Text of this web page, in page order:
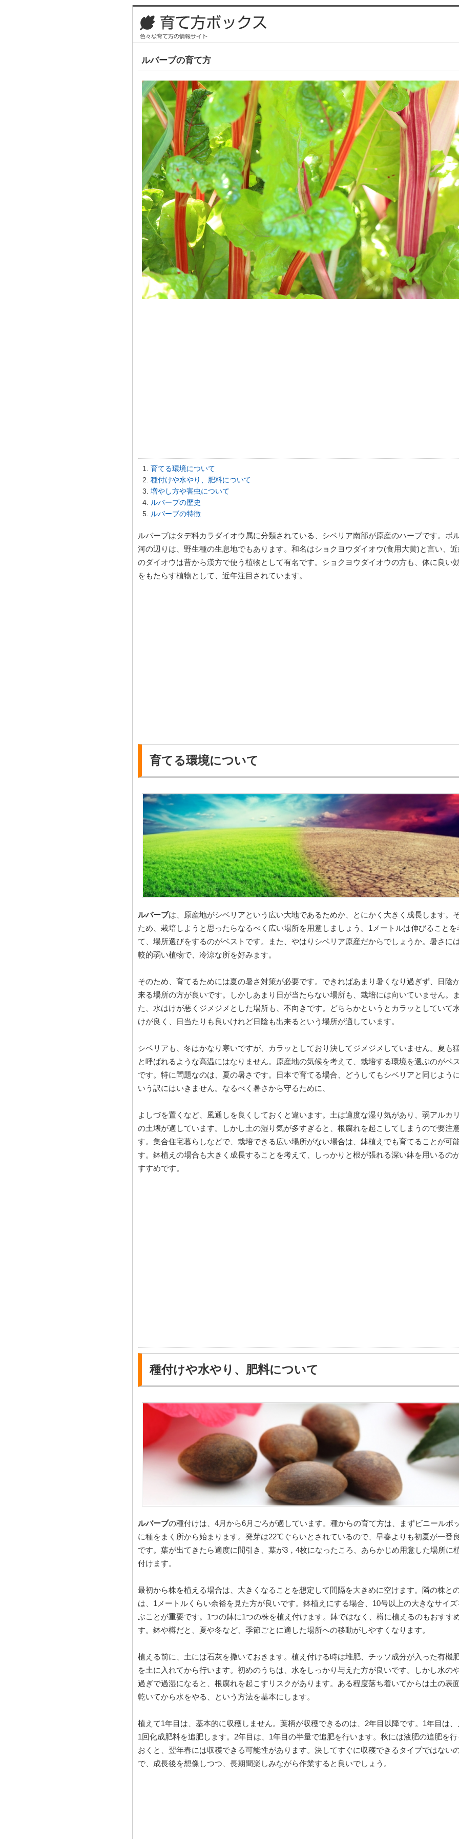
ルバーブの育て方
育てる環境について
種付けや水やり、肥料について
増やし方や害虫について
ルバーブの歴史
ルバーブの特徴
ルバーブはタデ科カラダイオウ属に分類されている、シベリア南部が原産のハーブです。ボ
河の辺りは、野生種の生息地でもあります。和名はショクヨウダイオウ(食用大黄)と言い、
のダイオウは昔から漢方で使う植物として有名です。ショクヨウダイオウの方も、体に良い
をもたらす植物として、近年注目されています。
育てる環境について
ルバーブは、原産地がシベリアという広い大地であるためか、とにかく大きく成長します。
ため、栽培しようと思ったらなるべく広い場所を用意しましょう。1メートルは伸びることを
て、場所選びをするのがベストです。また、やはりシベリア原産だからでしょうか。暑さに
較的弱い植物で、冷涼な所を好みます。
そのため、育てるためには夏の暑さ対策が必要です。できればあまり暑くなり過ぎず、日陰
来る場所の方が良いです。しかしあまり日が当たらない場所も、栽培には向いていません。
た、水はけが悪くジメジメとした場所も、不向きです。どちらかというとカラッとしていて
けが良く、日当たりも良いけれど日陰も出来るという場所が適しています。
シベリアも、冬はかなり寒いですが、カラッとしており決してジメジメしていません。夏も
と呼ばれるような高温にはなりません。原産地の気候を考えて、栽培する環境を選ぶのがベ
です。特に問題なのは、夏の暑さです。日本で育てる場合、どうしてもシベリアと同じよう
いう訳にはいきません。なるべく暑さから守るために、
よしづを置くなど、風通しを良くしておくと違います。土は適度な湿り気があり、弱アルカ
の土壌が適しています。しかし土の湿り気が多すぎると、根腐れを起こしてしまうので要注
す。集合住宅暮らしなどで、栽培できる広い場所がない場合は、鉢植えでも育てることが可
す。鉢植えの場合も大きく成長することを考えて、しっかりと根が張れる深い鉢を用いるの
すすめです。
種付けや水やり、肥料について
ルバーブの種付けは、4月から6月ごろが適しています。種からの育て方は、まずビニールポ
に種をまく所から始まります。発芽は22℃ぐらいとされているので、早春よりも初夏が一番
です。葉が出てきたら適度に間引き、葉が3，4枚になったころ、あらかじめ用意した場所に
付けます。
最初から株を植える場合は、大きくなることを想定して間隔を大きめに空けます。隣の株と
は、1メートルくらい余裕を見た方が良いです。鉢植えにする場合、10号以上の大きなサイ
ぶことが重要です。1つの鉢に1つの株を植え付けます。鉢ではなく、樽に植えるのもおすす
す。鉢や樽だと、夏や冬など、季節ごとに適した場所への移動がしやすくなります。
植える前に、土には石灰を撒いておきます。植え付ける時は堆肥、チッソ成分が入った有機
を土に入れてから行います。初めのうちは、水をしっかり与えた方が良いです。しかし水の
過ぎで過湿になると、根腐れを起こすリスクがあります。ある程度落ち着いてからは土の表
乾いてから水をやる、という方法を基本にします。
植えて1年目は、基本的に収穫しません。葉柄が収穫できるのは、2年目以降です。1年目は
1回化成肥料を追肥します。2年目は、1年目の半量で追肥を行います。秋には液肥の追肥を
おくと、翌年春には収穫できる可能性があります。決してすぐに収穫できるタイプではない
で、成長後を想像しつつ、長期間楽しみながら作業すると良いでしょう。